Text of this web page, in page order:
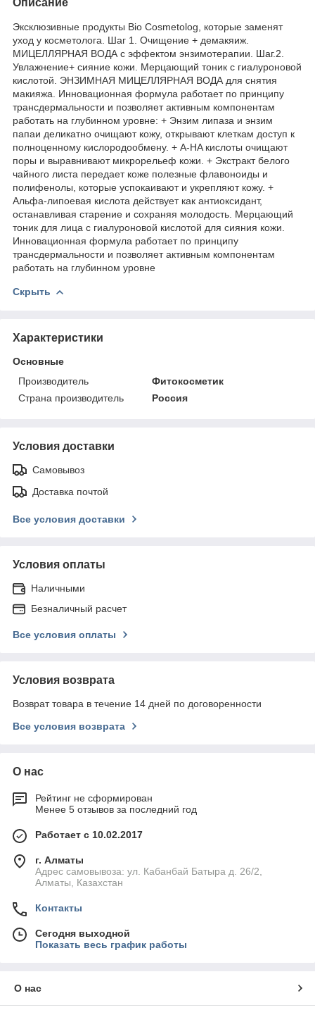
Эксклюзивные продукты Bio Cosmetolog, которые заменят
уход у косметолога. Шаг 1. Очищение + демакяиж.
МИЦЕЛЛЯРНАЯ ВОДА с эффектом энзимотерапии. Шаг.2.
Увлажнение+ сияние кожи. Мерцающий тоник с гиалуроновой
кислотой. ЭНЗИМНАЯ МИЦЕЛЛЯРНАЯ ВОДА для снятия
макияжа. Инновационная формула работает по принципу
трансдермальности и позволяет активным компонентам
работать на глубинном уровне: + Энзим липаза и энзим
папаи деликатно очищают кожу, открывают клеткам доступ к
полноценному кислородообмену. + А-HA кислоты очищают
поры и выравнивают микрорельеф кожи. + Экстракт белого
чайного листа передает коже полезные флавоноиды и
полифенолы, которые успокаивают и укрепляют кожу. +
Альфа-липоевая кислота действует как антиоксидант,
останавливая старение и сохраняя молодость. Мерцающий
тоник для лица с гиалуроновой кислотой для сияния кожи.
Инновационная формула работает по принципу
трансдермальности и позволяет активным компонентам
работать на глубинном уровне
Скрыть
Характеристики
Основные
Производитель
Фитокосметик
Страна производитель
Россия
Условия доставки
Самовывоз
Доставка почтой
Все условия доставки
Условия оплаты
Наличными
Безналичный расчет
Все условия оплаты
Условия возврата
Возврат товара в течение 14 дней по договоренности
Все условия возврата
О нас
Рейтинг не сформирован
Менее 5 отзывов за последний год
Работает с 10.02.2017
г. Алматы
Адрес самовывоза: ул. Кабанбай Батыра д. 26/2,
Алматы, Казахстан
Контакты
Сегодня выходной
Показать весь график работы
О нас